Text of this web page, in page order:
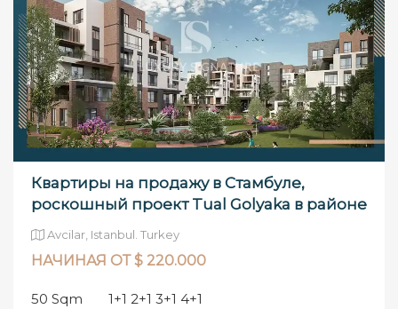
Квартиры на продажу в Стамбуле,
роскошный проект Tual Golyaka в районе
Авджилар
Avcilar, Istanbul. Turkey
НАЧИНАЯ ОТ $ 220.000
50 Sqm 1+1 2+1 3+1 4+1